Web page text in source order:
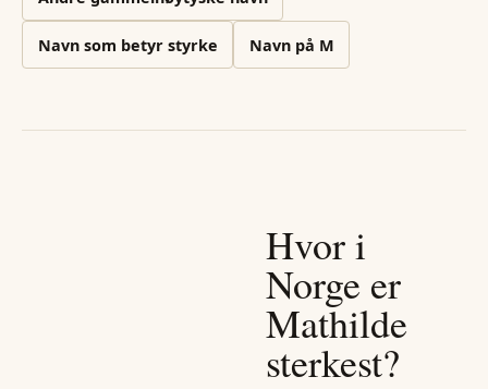
Navn som betyr styrke Navn på M
Hvor i
Norge er
Mathilde
sterkest?